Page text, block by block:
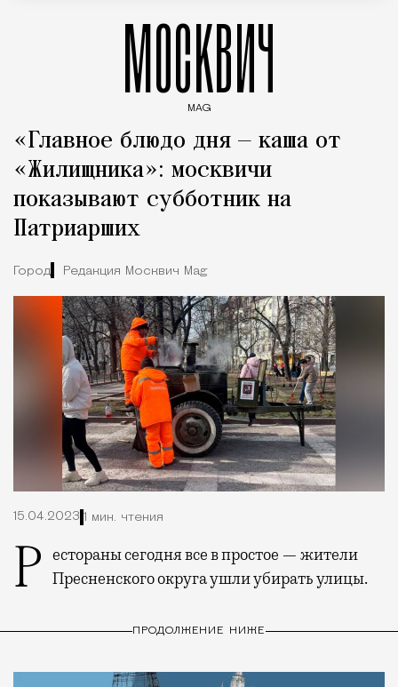
МОСКВИЧ
MAG
«Главное блюдо дня — каша от
«Жилищника»: москвичи
показывают субботник на
Патриарших
Город Редакция Москвич Mag
15.04.2023 1 мин. чтения
Рестораны сегодня все в простое — жители Пресненского округа ушли убирать улицы.
ПРОДОЛЖЕНИЕ НИЖЕ